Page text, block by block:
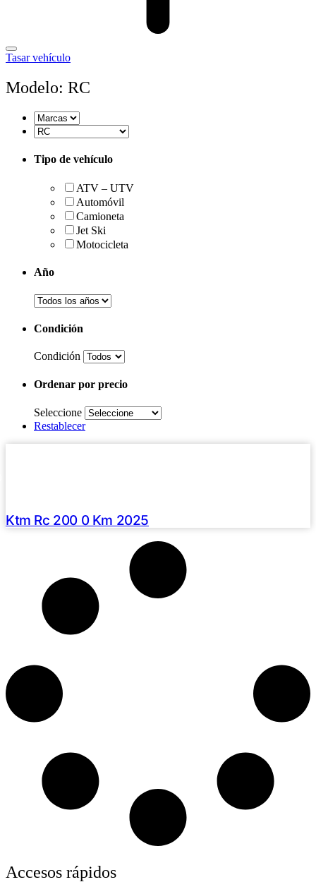
Tasar vehículo
Modelo: RC
Tipo de vehículo
ATV – UTV
Automóvil
Camioneta
Jet Ski
Motocicleta
Año
Condición
Condición
Ordenar por precio
Seleccione
Restablecer
Ktm Rc 200 0 Km 2025
Accesos rápidos